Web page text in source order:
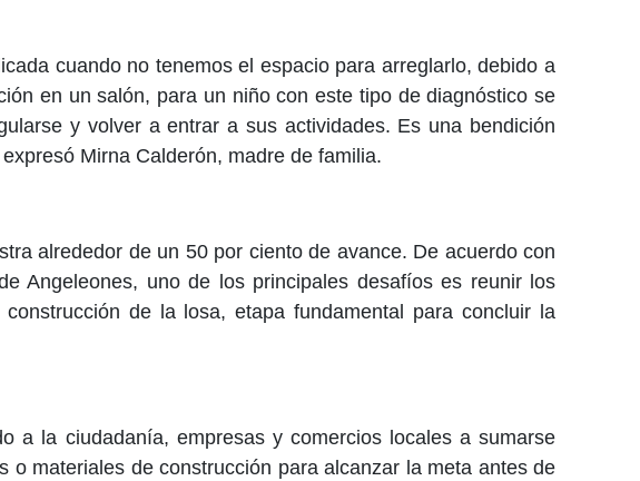
cuando no tenemos el espacio para arreglarlo, debido a
en un salón, para un niño con este tipo de diagnóstico se
y volver a entrar a sus actividades. Es una bendición
Mirna Calderón, madre de familia.
alrededor de un 50 por ciento de avance. De acuerdo con
Angeleones, uno de los principales desafíos es reunir los
de la losa, etapa fundamental para concluir la
a la ciudadanía, empresas y comercios locales a sumarse
o materiales de construcción para alcanzar la meta antes de